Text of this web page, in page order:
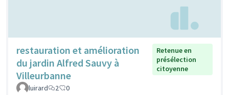
restauration et amélioration
du jardin Alfred Sauvy à
Villeurbanne
Retenue en
présélection
citoyenne
luirard 2 0